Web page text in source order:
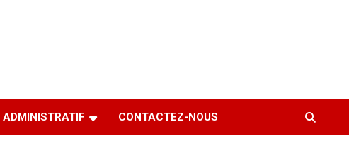
ADMINISTRATIF CONTACTEZ-NOUS